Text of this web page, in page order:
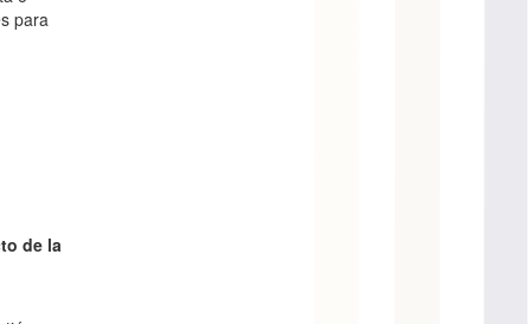
para
de la